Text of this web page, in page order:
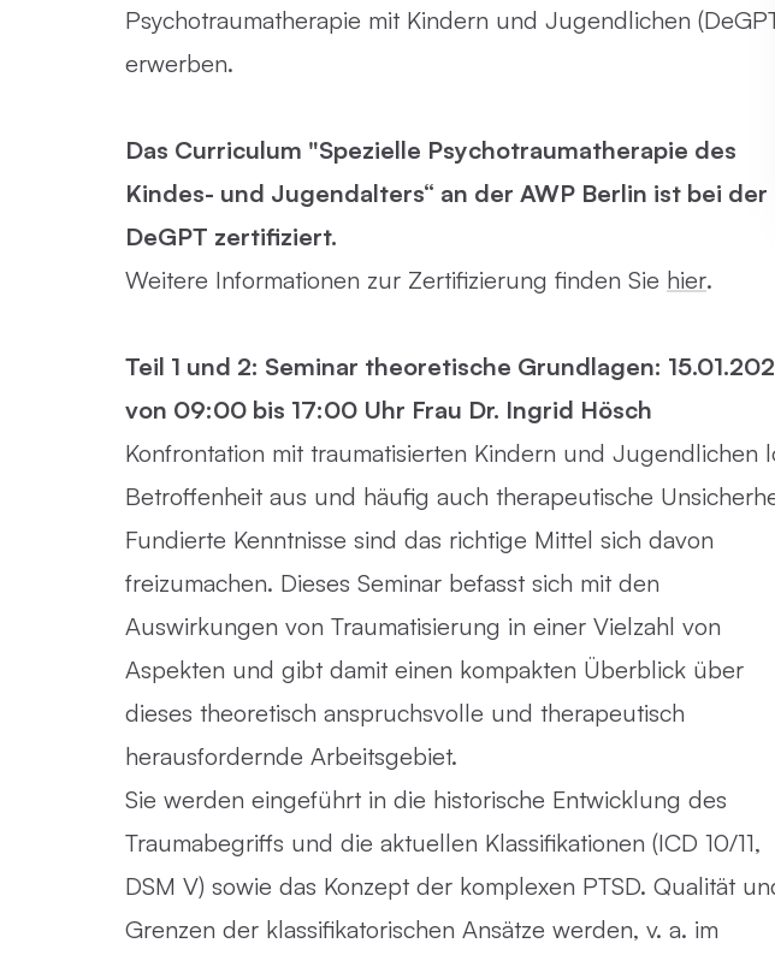
Psychotraumatherapie mit Kindern und Jugendlichen
erwerben.
Das Curriculum "Spezielle Psychotraumatherapie des
Kindes- und Jugendalters“ an der AWP Berlin ist bei der
DeGPT zertifiziert.
Weitere Informationen zur Zertifizierung finden Sie hier.
Teil 1 und 2: Seminar theoretische Grundlagen:
von 09:00 bis 17:00 Uhr Frau Dr. Ingrid Hösch
Konfrontation mit traumatisierten Kindern und Jugendlichen
Betroffenheit aus und häufig auch therapeutische
Fundierte Kenntnisse sind das richtige Mittel sich davon
freizumachen. Dieses Seminar befasst sich mit den
Auswirkungen von Traumatisierung in einer Vielzahl von
Aspekten und gibt damit einen kompakten Überblick über
dieses theoretisch anspruchsvolle und therapeutisch
herausfordernde Arbeitsgebiet.
Sie werden eingeführt in die historische Entwicklung des
Traumabegriffs und die aktuellen Klassifikationen (ICD 10/11,
DSM V) sowie das Konzept der komplexen PTSD. Qualität
Grenzen der klassifikatorischen Ansätze werden, v. a. im